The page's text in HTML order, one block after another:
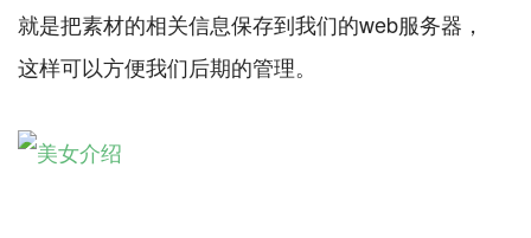
就是把素材的相关信息保存到我们的web服务器，
这样可以方便我们后期的管理。